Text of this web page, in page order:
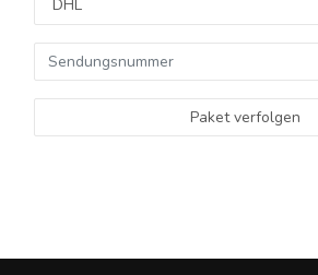
Paket verfolgen